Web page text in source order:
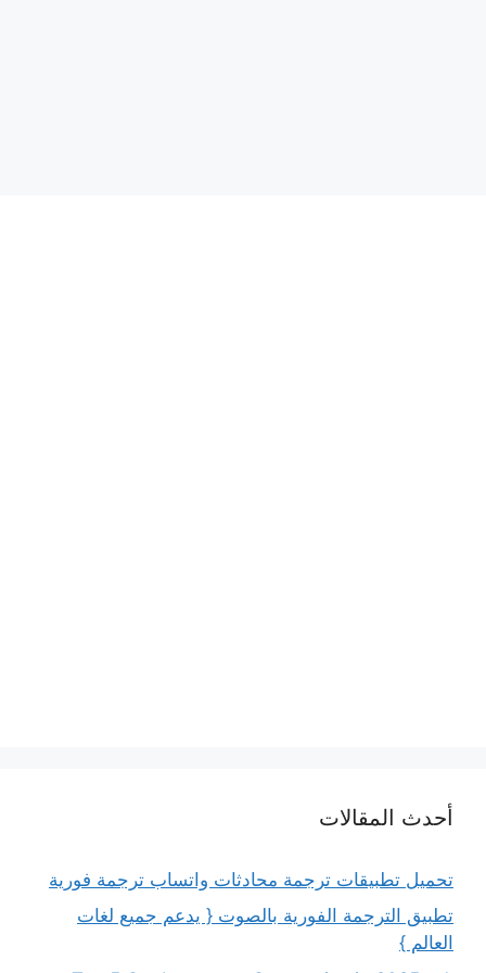
أحدث المقالات
تحميل تطبيقات ترجمة محادثات واتساب ترجمة فورية
تطبيق الترجمة الفورية بالصوت { يدعم جميع لغات
العالم }